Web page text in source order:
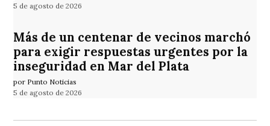
5 de agosto de 2026
Más de un centenar de vecinos marchó
para exigir respuestas urgentes por la
inseguridad en Mar del Plata
por Punto Noticias
5 de agosto de 2026